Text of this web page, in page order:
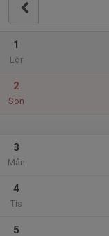
1
Lör
2
Sön
3
Mån
4
Tis
5